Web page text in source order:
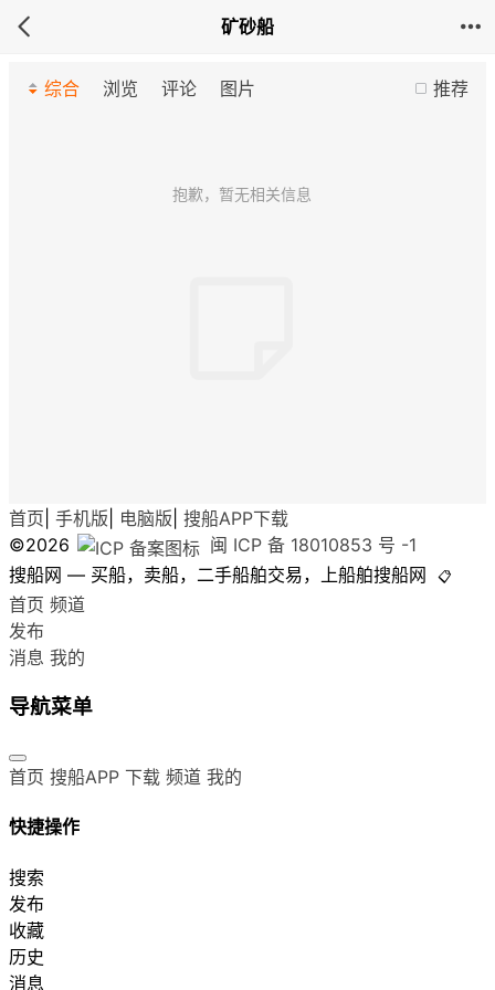
矿砂船
推荐
综合 浏览 评论 图片
抱歉，暂无相关信息
首页 手机版 电脑版 搜船APP下载
©2026
闽 ICP 备 18010853 号 -1
搜船网 — 买船，卖船，二手船舶交易，上船舶搜船网
📋
首页 频道
发布
消息 我的
导航菜单
首页 搜船APP 下载 频道 我的
快捷操作
搜索
发布
收藏
历史
消息